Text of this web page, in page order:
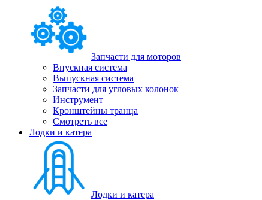
Запчасти для моторов
Впускная система
Выпускная система
Запчасти для угловых колонок
Инструмент
Кронштейны транца
Смотреть все
Лодки и катера
Лодки и катера